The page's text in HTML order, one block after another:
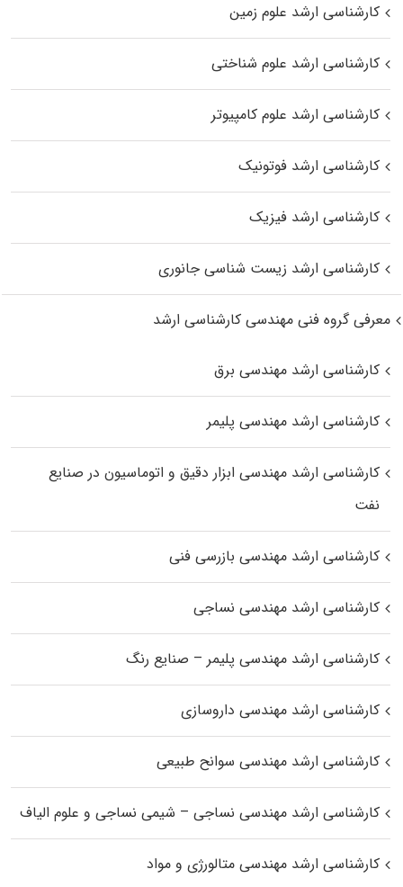
کارشناسی ارشد علوم زمین
کارشناسی ارشد علوم شناختی
کارشناسی ارشد علوم کامپیوتر
کارشناسی ارشد فوتونیک
کارشناسی ارشد فیزیک
کارشناسی ارشد زیست‌ شناسی جانوری
معرفی گروه فنی مهندسی کارشناسی ارشد
کارشناسی ارشد مهندسی برق
کارشناسی ارشد مهندسی پلیمر
کارشناسی ارشد مهندسی ابزار دقیق و اتوماسیون در صنایع
نفت
کارشناسی ارشد مهندسی بازرسی فنی
کارشناسی ارشد مهندسی نساجی
کارشناسی ارشد مهندسی پلیمر – صنایع رنگ
کارشناسی ارشد مهندسی داروسازی
کارشناسی ارشد مهندسی سوانح طبیعی
کارشناسی ارشد مهندسی نساجی – شیمی نساجی و علوم الیاف
کارشناسی ارشد مهندسی متالورژی و مواد